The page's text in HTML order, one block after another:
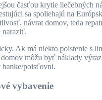
časťou krytie liečebných
sa spoliehajú na
návrat domov, teda
naraziť.
Ak má niekto poistenie s
môžu byť náklady
banke/poisťovni.
vybavenie